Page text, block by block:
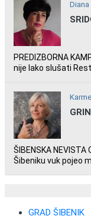
Diana
PREDIZBORNA
nije lako slušati
ŠIBENSKA NEVISTA
Šibeniku vuk pojeo
GRAD ŠIBENIK